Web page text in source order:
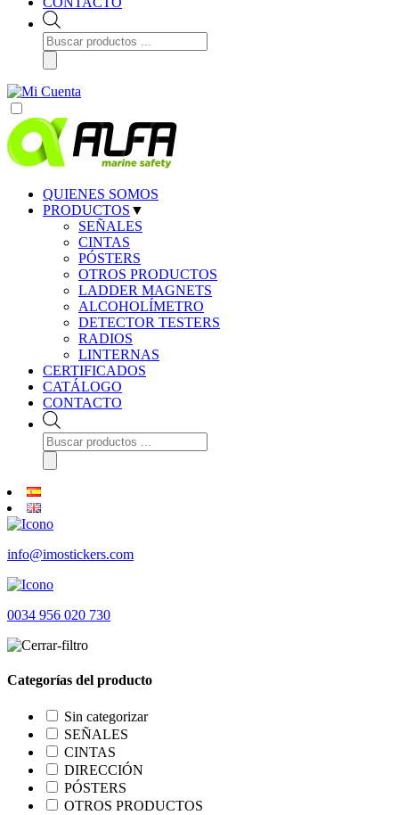
Búsqueda
de
productos
QUIENES SOMOS
PRODUCTOS ▼
SEÑALES
CINTAS
PÓSTERS
OTROS PRODUCTOS
LADDER MAGNETS
ALCOHOLÍMETRO
DETECTOR TESTERS
RADIOS
LINTERNAS
CERTIFICADOS
CATÁLOGO
CONTACTO
Búsqueda
de
productos
info@imostickers.com
0034 956 020 730
Categorías del producto
Sin categorizar
SEÑALES
CINTAS
DIRECCIÓN
PÓSTERS
OTROS PRODUCTOS